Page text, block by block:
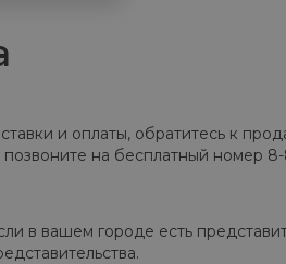
и оплаты, обратитесь к
позвоните на бесплатный номер
в вашем городе есть